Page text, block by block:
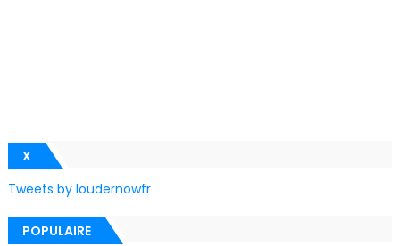
X
Tweets by loudernowfr
POPULAIRE